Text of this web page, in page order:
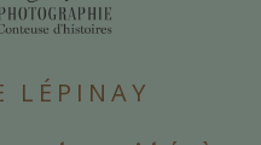
LÉPINAY